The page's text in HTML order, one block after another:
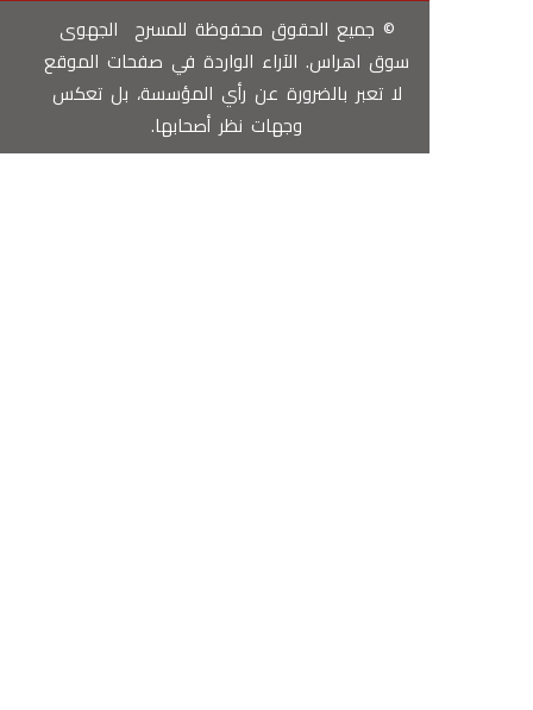
© جميع الحقوق محفوظة للمسرح الجهوى
سوق اهراس. الآراء الواردة في صفحات الموقع
لا تعبر بالضرورة عن رأي المؤسسة، بل تعكس
وجهات نظر أصحابها.